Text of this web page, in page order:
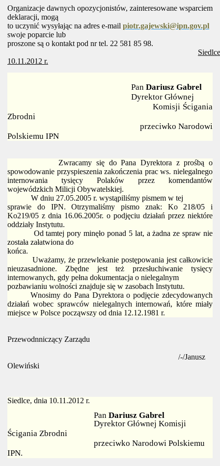
Organizacje dawnych opozycjonistów, zainteresowane wsparciem
deklaracji, mogą
to uczynić wysyłając na adres e-mail piotr.gajewski@ipn.gov.pl
swoje poparcie lub
proszone są o kontakt pod nr tel. 22 581 85 98.
10.11.2012 r.
Pan Dariusz Gabrel
Dyrektor Głównej
Komisji Ścigania
Zbrodni
przeciwko Narodowi
Polskiemu IPN
Zwracamy się do Pana Dyrektora z prośbą o
spowodowanie przyspieszenia zakończenia prac ws. nielegalnego
internowania tysięcy Polaków przez komendantów
wojewódzkich Milicji Obywatelskiej.
W dniu 27.05.2005 r. wystąpiliśmy pismem w tej
sprawie do IPN. Otrzymaliśmy pismo znak: Ko 218/05 i
Ko219/05 z dnia 16.06.2005r. o podjęciu działań przez niektóre
oddziały Instytutu.
Od tamtej pory minęło ponad 5 lat, a żadna ze spraw nie
została załatwiona do
końca.
Uważamy, że przewlekanie postępowania jest całkowicie
nieuzasadnione. Zbędne jest też przesłuchiwanie tysięcy
internowanych, gdy pełna dokumentacja o nielegalnym
pozbawianiu wolności znajduje się w zasobach Instytutu.
Wnosimy do Pana Dyrektora o podjęcie zdecydowanych
działań wobec sprawców nielegalnych internowań, które miały
miejsce w Polsce począwszy od dnia 12.12.1981 r.
Przewodnniczący Zarządu
/-/Janusz
Olewiński
Siedlce, dnia 10.11.2012 r.
Pan Dariusz Gabrel
Dyrektor Głównej Komisji
Ścigania Zbrodni
przeciwko Narodowi Polskiemu
IPN.